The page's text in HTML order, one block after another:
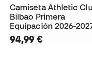
Camiseta Athletic
Bilbao Primera
Equipación 2026-
94,99 €